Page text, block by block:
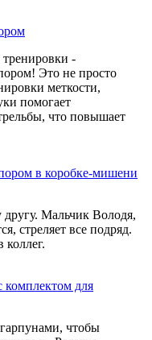
тренировки -
Это не просто
меткости,
помогает
что повышает
в коробке-мишени
другу. Мальчик Володя,
стреляет все подряд.
коллег.
комплектом для
чтобы